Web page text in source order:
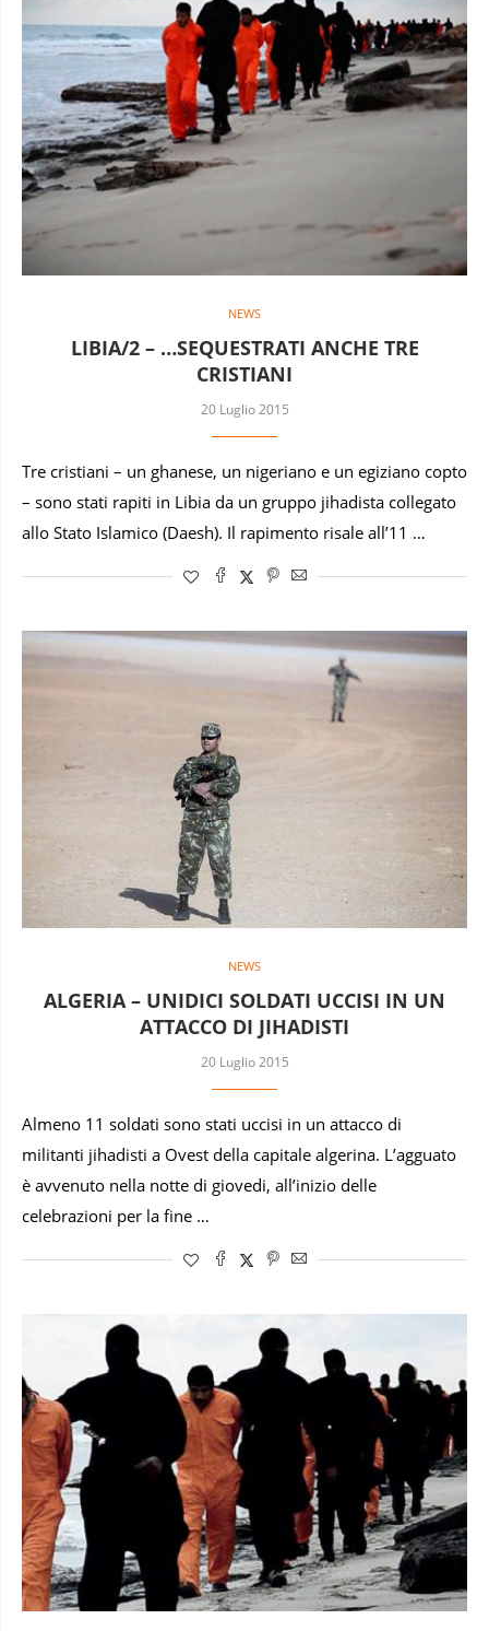
NEWS
LIBIA/2 – …SEQUESTRATI ANCHE TRE
CRISTIANI
20 Luglio 2015
Tre cristiani – un ghanese, un nigeriano e un egiziano copto
– sono stati rapiti in Libia da un gruppo jihadista collegato
allo Stato Islamico (Daesh). Il rapimento risale all’11 …
NEWS
ALGERIA – UNIDICI SOLDATI UCCISI IN UN
ATTACCO DI JIHADISTI
20 Luglio 2015
Almeno 11 soldati sono stati uccisi in un attacco di
militanti jihadisti a Ovest della capitale algerina. L’agguato
è avvenuto nella notte di giovedi, all’inizio delle
celebrazioni per la fine …